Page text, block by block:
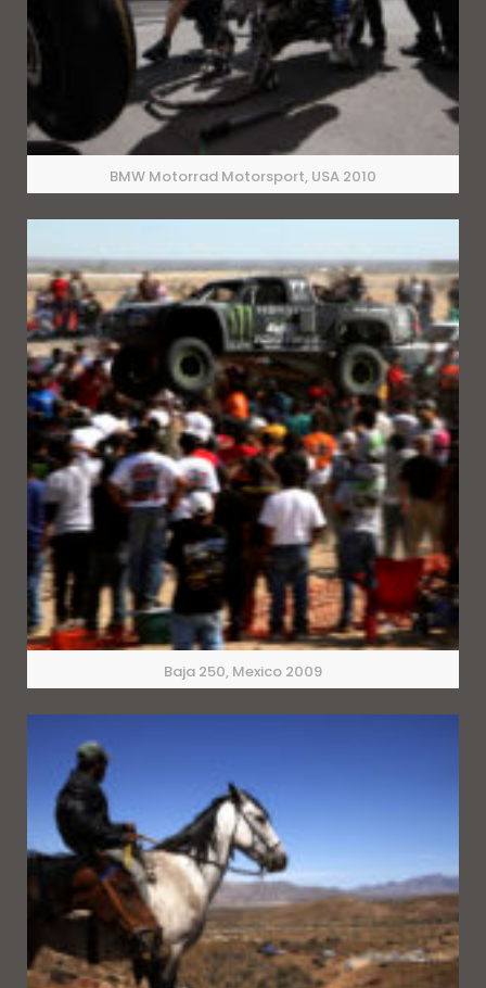
BMW Motorrad Motorsport, USA 2010
Baja 250, Mexico 2009